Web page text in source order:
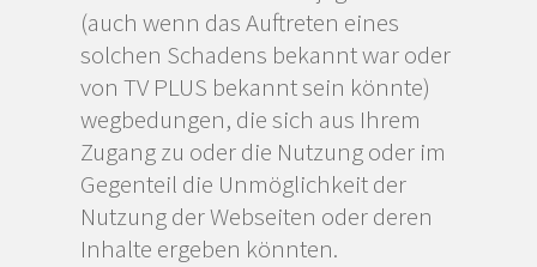
(auch wenn das Auftreten eines
solchen Schadens bekannt war oder
von TV PLUS bekannt sein könnte)
wegbedungen, die sich aus Ihrem
Zugang zu oder die Nutzung oder im
Gegenteil die Unmöglichkeit der
Nutzung der Webseiten oder deren
Inhalte ergeben könnten.